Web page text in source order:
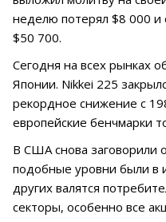
неделю потерял $8 000 и
$50 700.
Сегодня на всех рынках
Японии. Nikkei 225
рекордное снижение с
европейские бенчмарки
В США снова заговорили
подобные уровни были в
других валятся
секторы, особенно все